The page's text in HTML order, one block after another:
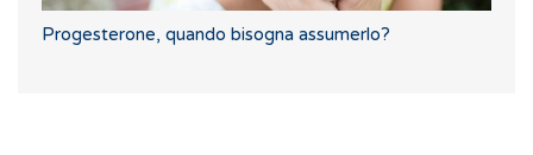
Progesterone, quando bisogna assumerlo?